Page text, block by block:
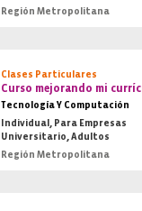
Región Metropolitana
Clases Particulares
Curso mejorando mi
Tecnología Y Computación
Individual, Para Empresas
Universitario, Adultos
Región Metropolitana